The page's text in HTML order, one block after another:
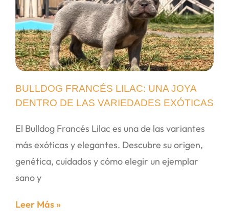
BULLDOG FRANCÉS LILAC: UNA JOYA
DENTRO DE LAS VARIEDADES EXÓTICAS
El Bulldog Francés Lilac es una de las variantes
más exóticas y elegantes. Descubre su origen,
genética, cuidados y cómo elegir un ejemplar
sano y
Leer Más »